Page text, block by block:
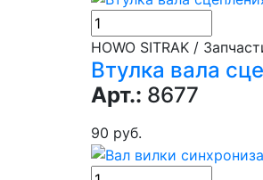
HOWO SITRAK /
Втулка вала
Арт.: 8677
90 руб.